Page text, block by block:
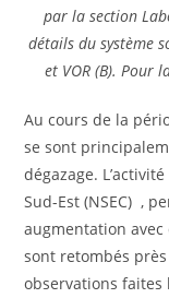
par la section
détails du système
et VOR (B). Pour
Au cours de la
se sont
dégazage.
Sud-Est (NSEC) ,
augmentation
sont retombés
observations faites